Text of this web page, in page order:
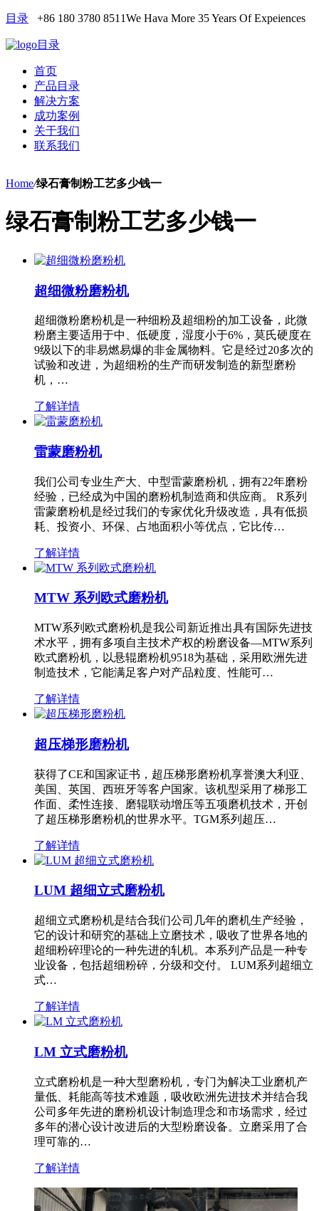
目录 +86 180 3780 8511We Hava More 35 Years Of Expeiences
目录
首页
产品目录
解决方案
成功案例
关于我们
联系我们
Home/绿石膏制粉工艺多少钱一
绿石膏制粉工艺多少钱一
超细微粉磨粉机
超细微粉磨粉机是一种细粉及超细粉的加工设备，此微
粉磨主要适用于中、低硬度，湿度小于6%，莫氏硬度在
9级以下的非易燃易爆的非金属物料。它是经过20多次的
试验和改进，为超细粉的生产而研发制造的新型磨粉
机，…
了解详情
雷蒙磨粉机
我们公司专业生产大、中型雷蒙磨粉机，拥有22年磨粉
经验，已经成为中国的磨粉机制造商和供应商。 R系列
雷蒙磨粉机是经过我们的专家优化升级改造，具有低损
耗、投资小、环保、占地面积小等优点，它比传…
了解详情
MTW 系列欧式磨粉机
MTW系列欧式磨粉机是我公司新近推出具有国际先进技
术水平，拥有多项自主技术产权的粉磨设备—MTW系列
欧式磨粉机，以悬辊磨粉机9518为基础，采用欧洲先进
制造技术，它能满足客户对产品粒度、性能可…
了解详情
超压梯形磨粉机
获得了CE和国家证书，超压梯形磨粉机享誉澳大利亚、
美国、英国、西班牙等客户国家。该机型采用了梯形工
作面、柔性连接、磨辊联动增压等五项磨机技术，开创
了超压梯形磨粉机的世界水平。TGM系列超压…
了解详情
LUM 超细立式磨粉机
超细立式磨粉机是结合我们公司几年的磨机生产经验，
它的设计和研究的基础上立磨技术，吸收了世界各地的
超细粉碎理论的一种先进的轧机。本系列产品是一种专
业设备，包括超细粉碎，分级和交付。 LUM系列超细立
式…
了解详情
LM 立式磨粉机
立式磨粉机是一种大型磨粉机，专门为解决工业磨机产
量低、耗能高等技术难题，吸收欧洲先进技术并结合我
公司多年先进的磨粉机设计制造理念和市场需求，经过
多年的潜心设计改进后的大型粉磨设备。立磨采用了合
理可靠的…
了解详情